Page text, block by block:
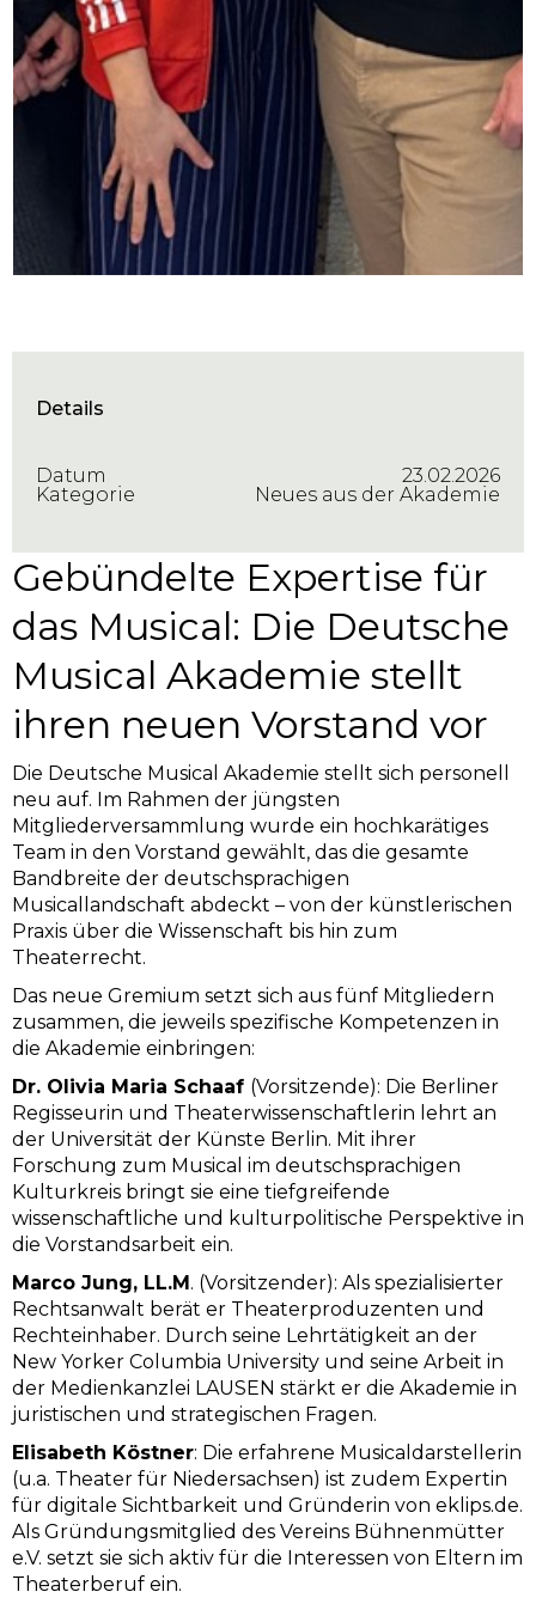
Gebündelte Expertise für
das Musical: Die Deutsche
Musical Akademie stellt
ihren neuen Vorstand vor
Die Deutsche Musical Akademie stellt sich personell
neu auf. Im Rahmen der jüngsten
Mitgliederversammlung wurde ein hochkarätiges
Team in den Vorstand gewählt, das die gesamte
Bandbreite der deutschsprachigen
Musicallandschaft abdeckt – von der künstlerischen
Praxis über die Wissenschaft bis hin zum
Theaterrecht.
Das neue Gremium setzt sich aus fünf Mitgliedern
zusammen, die jeweils spezifische Kompetenzen in
die Akademie einbringen:
Dr. Olivia Maria Schaaf (Vorsitzende): Die Berliner
Regisseurin und Theaterwissenschaftlerin lehrt an
der Universität der Künste Berlin. Mit ihrer
Forschung zum Musical im deutschsprachigen
Kulturkreis bringt sie eine tiefgreifende
wissenschaftliche und kulturpolitische Perspektive in
die Vorstandsarbeit ein.
Marco Jung, LL.M . (Vorsitzender): Als spezialisierter
Rechtsanwalt berät er Theaterproduzenten und
Rechteinhaber. Durch seine Lehrtätigkeit an der
New Yorker Columbia University und seine Arbeit in
der Medienkanzlei LAUSEN stärkt er die Akademie in
juristischen und strategischen Fragen.
Elisabeth Köstner: Die erfahrene Musicaldarstellerin
(u.a. Theater für Niedersachsen) ist zudem Expertin
für digitale Sichtbarkeit und Gründerin von eklips.de.
Als Gründungsmitglied des Vereins Bühnenmütter
e.V. setzt sie sich aktiv für die Interessen von Eltern im
Theaterberuf ein.
Details
Datum
23.02.2026
Kategorie
Neues aus der Akademie